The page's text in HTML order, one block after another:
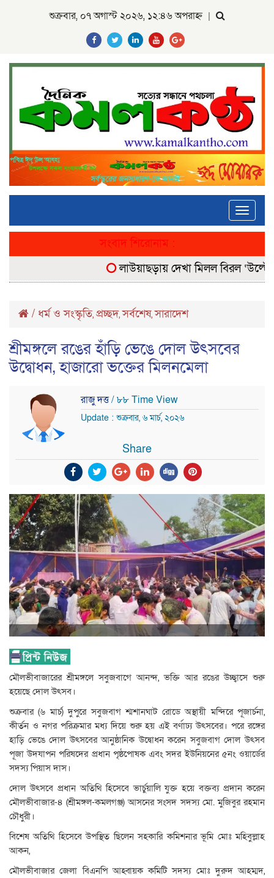
শুক্রবার, ০৭ অগাস্ট ২০২৬, ১২:৪৬ অপরাহ্ন |
Toggle
সংবাদ শিরোনাম :
লাউয়াছড়ায় দেখা মিলল বিরল ‘উল্টোলেজি’
/ ধর্ম ও সংস্কৃতি, প্রচ্ছদ,সর্বশেষ,সারাদেশ
শ্রীমঙ্গলে রঙের হাঁড়ি ভেঙে দোল উৎসবের
উদ্বোধন, হাজারো ভক্তের মিলনমেলা
রাজু দত্ত/ ৮৮ Time View
Update : শুক্রবার, ৬ মার্চ, ২০২৬
Share
মৌলভীবাজারের শ্রীমঙ্গলে সবুজবাগে আনন্দ, ভক্তি আর রঙের উচ্ছ্বাসে শুরু
হয়েছে দোল উৎসব।
শুক্রবার (৬ মার্চ) দুপুরে সবুজবাগ শ্মশানঘাট রোডে অস্থায়ী মন্দিরে পূজার্চনা,
কীর্তন ও নগর পরিক্রমার মধ্য দিয়ে শুরু হয় এই বর্ণাঢ্য উৎসবের। পরে রঙ্গের
হাড়ি ভেঙে দোল উৎসবের আনুষ্ঠানিক উদ্বোধন করেন সবুজবাগ দোল উৎসব
পূজা উদযাপন পরিষদের প্রধান পৃষ্ঠপোষক এবং সদর ইউনিয়নের ৫নং ওয়ার্ডের
সদস্য পিয়াস দাস।
দোল উৎসবে প্রধান অতিথি হিসেবে ভার্চুয়ালি যুক্ত হয়ে বক্তব্য প্রদান করেন
মৌলভীবাজার-৪ (শ্রীমঙ্গল-কমলগঞ্জ) আসনের সংসদ সদস্য মো. মুজিবুর রহমান
চৌধুরী।
বিশেষ অতিথি হিসেবে উপস্থিত ছিলেন সহকারি কমিশনার ভূমি মোঃ মহিবুল্লাহ
আকন,
মৌলভীবাজার জেলা বিএনপি আহ্বায়ক কমিটি সদস্য মোঃ দুরুদ আহম্মদ,